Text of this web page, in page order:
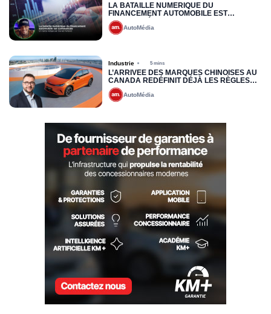
LA BATAILLE NUMÉRIQUE DU
FINANCEMENT AUTOMOBILE EST
COMMENCÉE
AutoMédia
Industrie 5 mins
L’ARRIVÉE DES MARQUES CHINOISES AU
CANADA REDÉFINIT DÉJÀ LES RÈGLES
DU JEU : VERS UNE NOUVELLE LOGIQUE
DE PRÉQUALIFICATION
AutoMédia